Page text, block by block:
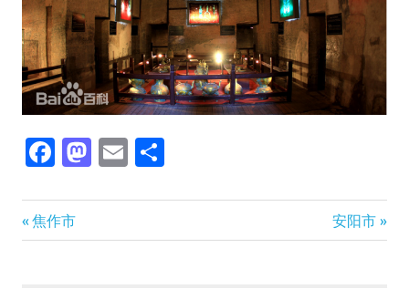
Facebook
Mastodon
Email
文Previous
Post:
焦作市
Next
Post:
安阳市